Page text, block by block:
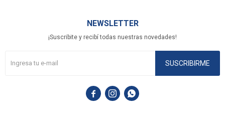
NEWSLETTER
¡Suscribite y recibí todas nuestras novedades!
SUSCRIBIRME
  